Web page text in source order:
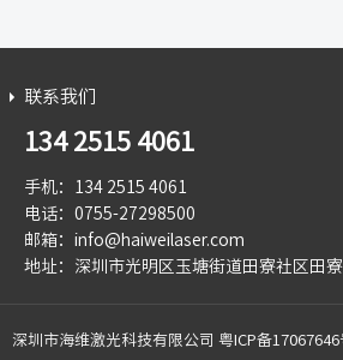
联系我们
134 2515 4061
手机：134 2515 4061
电话：0755-27298500
邮箱：info@haiweilaser.com
地址：深圳市光明区玉塘街道田寮社区田
深圳市海维激光科技有限公司 粤ICP备17067646